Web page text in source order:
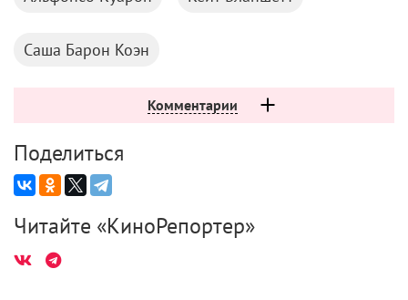
Саша Барон Коэн
Комментарии
Поделиться
Читайте «КиноРепортер»